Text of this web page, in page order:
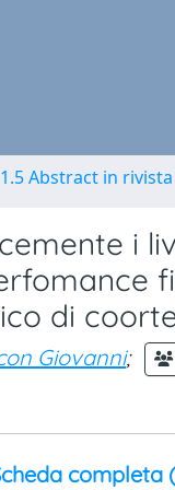
1.5 Abstract in rivista
i
di
Giovanni;
completa